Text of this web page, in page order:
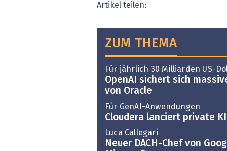
Artikel teilen:
ZUM THEMA
Für jährlich 30 Milliarden US-
OpenAI sichert sich
von Oracle
Für GenAI-Anwendungen
Cloudera lanciert private
Luca Callegari
Neuer DACH-Chef von